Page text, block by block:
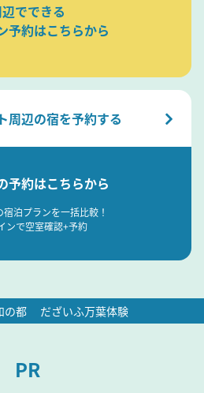
でできる
予約はこちらから
周辺の宿を予約する
予約はこちらから
宿泊プランを一括比較！
ンで空室確認+予約
の都 だざいふ万葉体験
PR